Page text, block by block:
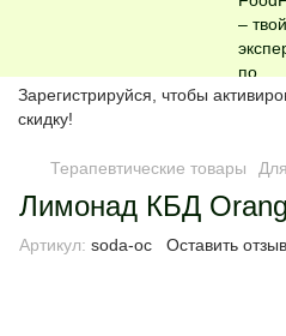
Зарегистрируйся, чтобы
скидку!
Терапевтические товары
Лимонад КБД
Артикул: soda-oc Оставить отзыв